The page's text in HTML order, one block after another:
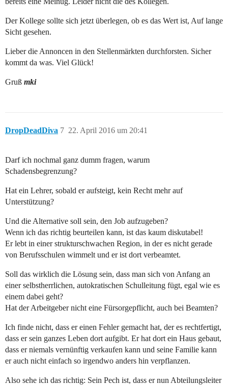
Der Kollege sollte sich jetzt überlegen, ob es das Wert ist, Auf lange
Sicht gesehen.
Lieber die Annoncen in den Stellenmärkten durchforsten. Sicher
kommt da was. Viel Glück!
Gruß mki
DropDeadDiva 22. April 2016 um 20:41
7
Darf ich nochmal ganz dumm fragen, warum
Schadensbegrenzung?
Hat ein Lehrer, sobald er aufsteigt, kein Recht mehr auf
Unterstützung?
Und die Alternative soll sein, den Job aufzugeben?
Wenn ich das richtig beurteilen kann, ist das kaum diskutabel!
Er lebt in einer strukturschwachen Region, in der es nicht gerade
von Berufsschulen wimmelt und er ist dort verbeamtet.
Soll das wirklich die Lösung sein, dass man sich von Anfang an
einer selbstherrlichen, autokratischen Schulleitung fügt, egal wie es
einem dabei geht?
Hat der Arbeitgeber nicht eine Fürsorgepflicht, auch bei Beamten?
Ich finde nicht, dass er einen Fehler gemacht hat, der es rechtfertigt,
dass er sein ganzes Leben dort aufgibt. Er hat dort ein Haus gebaut,
dass er niemals vernünftig verkaufen kann und seine Familie kann
er auch nicht einfach so irgendwo anders hin verpflanzen.
Also sehe ich das richtig: Sein Pech ist, dass er nun Abteilungsleiter